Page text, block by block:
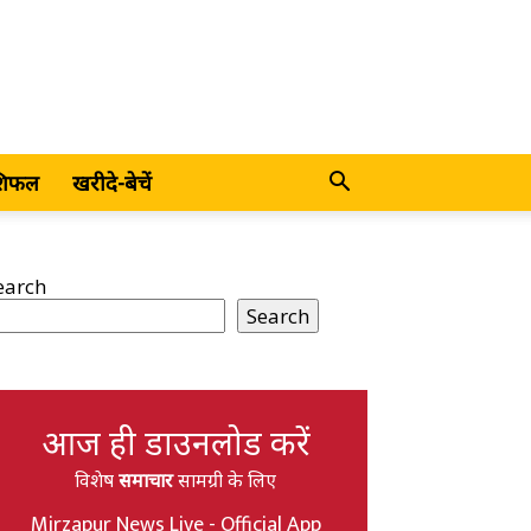
खरीदे-बेचें
Search
आज ही डाउनलोड करें
विशेषसमाचारसामग्री के लिए